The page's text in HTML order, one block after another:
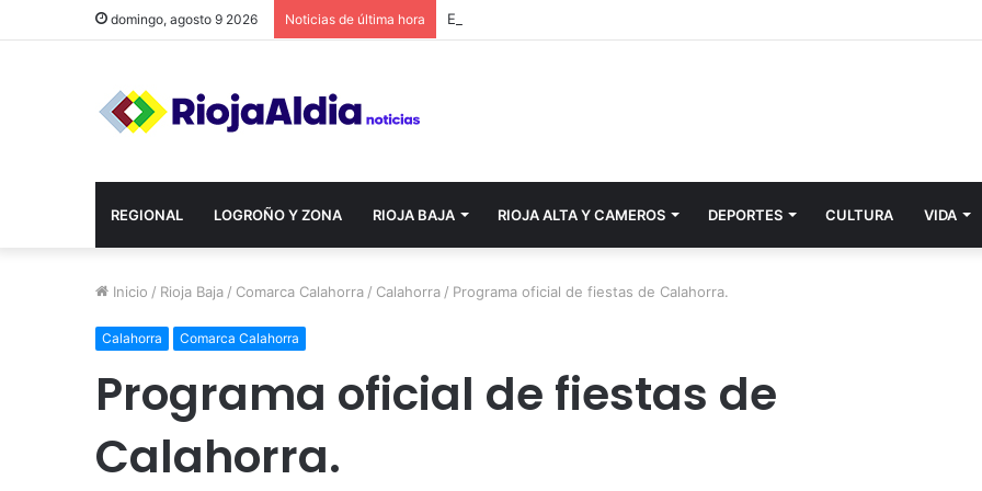
domingo, agosto 9 2026 Noticias de última hora
REGIONAL LOGROÑO Y ZONA RIOJA BAJA RIOJA ALTA Y CAMEROS DEPORTES CULTURA VIDA
Inicio / Rioja Baja / Comarca Calahorra / Calahorra / Programa oficial de fiestas de Calahorra.
Calahorra Comarca Calahorra
Programa oficial de fiestas de
Calahorra.